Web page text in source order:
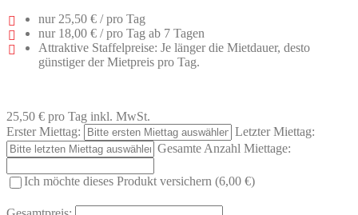
nur 25,50 € / pro Tag
nur 18,00 € / pro Tag ab 7 Tagen
Attraktive Staffelpreise: Je länger die Mietdauer, desto
günstiger der Mietpreis pro Tag.
25,50 € pro Tag inkl. MwSt.
Erster Miettag:
Letzter Miettag:
Gesamte Anzahl Miettage:
Ich möchte dieses Produkt versichern (6,00 €)